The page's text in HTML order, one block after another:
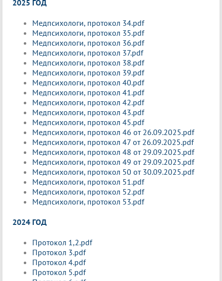
2025 ГОД
Медпсихологи, протокол 34.pdf
Медпсихологи, протокол 35.pdf
Медпсихологи, протокол 36.pdf
Медпсихологи, протокол 37.pdf
Медпсихологи, протокол 38.pdf
Медпсихологи, протокол 39.pdf
Медпсихологи, протокол 40.pdf
Медпсихологи, протокол 41.pdf
Медпсихологи, протокол 42.pdf
Медпсихологи, протокол 43.pdf
Медпсихологи, протокол 45.pdf
Медпсихологи, протокол 46 от 26.09.2025.pdf
Медпсихологи, протокол 47 от 26.09.2025.pdf
Медпсихологи, протокол 48 от 29.09.2025.pdf
Медпсихологи, протокол 49 от 29.09.2025.pdf
Медпсихологи, протокол 50 от 30.09.2025.pdf
Медпсихологи, протокол 51.pdf
Медпсихологи, протокол 52.pdf
Медпсихологи, протокол 53.pdf
2024 ГОД
Протокол 1,2.pdf
Протокол 3.pdf
Протокол 4.pdf
Протокол 5.pdf